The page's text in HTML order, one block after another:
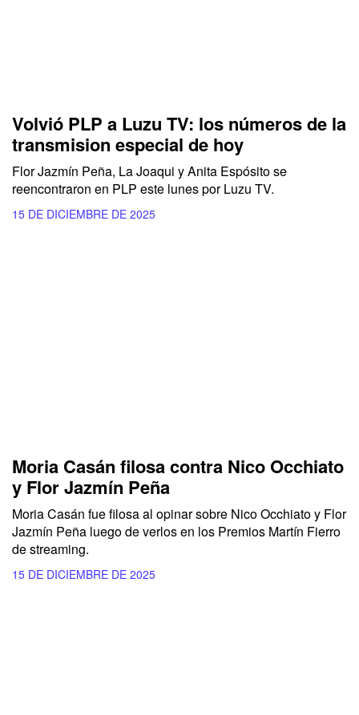
Volvió PLP a Luzu TV: los números de la
transmision especial de hoy
Flor Jazmín Peña, La Joaqui y Anita Espósito se
reencontraron en PLP este lunes por Luzu TV.
15 DE DICIEMBRE DE 2025
Moria Casán filosa contra Nico Occhiato
y Flor Jazmín Peña
Moria Casán fue filosa al opinar sobre Nico Occhiato y Flor
Jazmín Peña luego de verlos en los Premios Martín Fierro
de streaming.
15 DE DICIEMBRE DE 2025